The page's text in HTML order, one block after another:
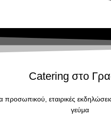
Catering στο
προσωπικού, εταιρικές
γεύμα